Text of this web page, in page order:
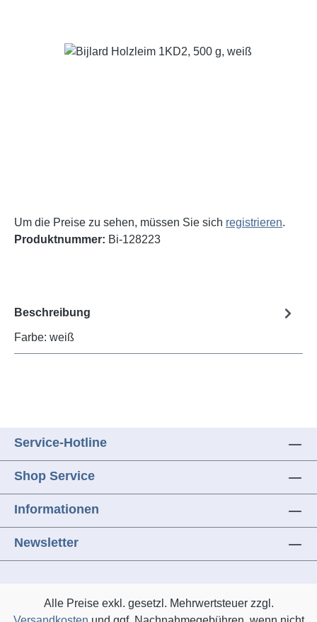
Bildergalerie überspringen
Um die Preise zu sehen, müssen Sie sich registrieren.
Produktnummer: Bi-128223
Beschreibung
Farbe: weiß
Service-Hotline
Shop Service
Informationen
Newsletter
Alle Preise exkl. gesetzl. Mehrwertsteuer zzgl.